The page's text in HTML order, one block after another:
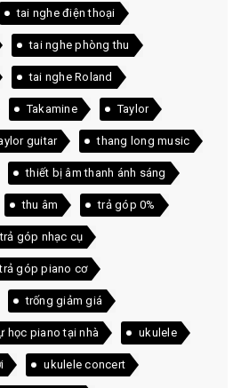
tai nghe điện thoại
tai nghe phòng thu
tai nghe Roland
Takamine Taylor
guitar thang long music
thiết bị âm thanh ánh sáng
thu âm trả góp 0%
trả góp nhạc cụ
trả góp piano cơ
trống giảm giá
học piano tại nhà ukulele
ukulele concert